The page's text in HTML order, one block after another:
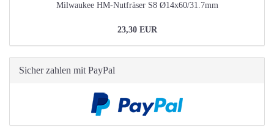
Milwaukee HM-Nutfräser S8 Ø14x60/31.7mm
23,30 EUR
Sicher zahlen mit PayPal